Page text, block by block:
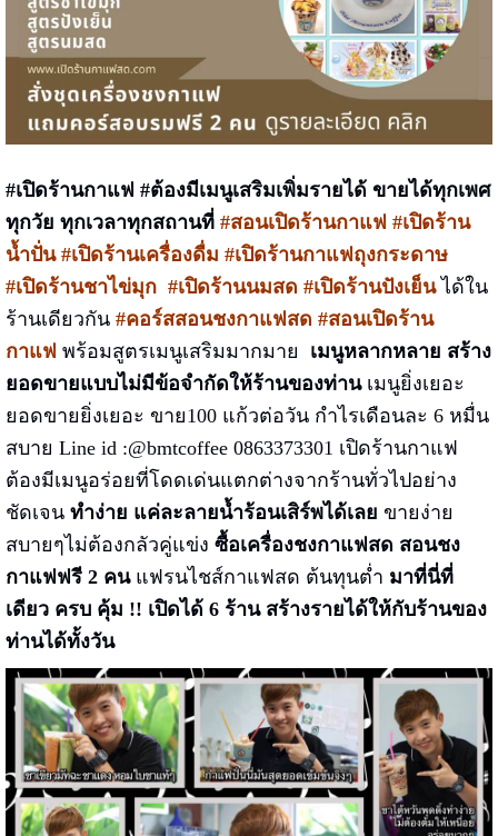
#เปิดร้านกาแฟ #ต้องมีเมนูเสริมเพิ่มรายได้ขายได้ทุกเพศ
ทุกวัย ทุกเวลาทุกสถานที่ #สอนเปิดร้านกาแฟ #เปิดร้าน
น้ำปั่น #เปิดร้านเครื่องดื่ม #เปิดร้านกาแฟถุงกระดาษ
#เปิดร้านชาไข่มุก #เปิดร้านนมสด #เปิดร้านปังเย็นได้ใน
ร้านเดียวกัน #คอร์สสอนชงกาแฟสด #สอนเปิดร้าน
กาแฟ พร้อมสูตรเมนูเสริมมากมาย เมนูหลากหลาย สร้าง
ยอดขายแบบไม่มีข้อจำกัดให้ร้านของท่านเมนูยิ่งเยอะ
ยอดขายยิ่งเยอะ ขาย100 แก้วต่อวัน กำไรเดือนละ 6 หมื่น
สบาย Line id :@bmtcoffee 0863373301 เปิดร้านกาแฟ
ต้องมีเมนูอร่อยที่โดดเด่นแตกต่างจากร้านทั่วไปอย่าง
ชัดเจน ทำง่าย แค่ละลายน้ำร้อนเสิร์พได้เลย ขายง่าย
สบายๆไม่ต้องกลัวคู่แข่ง ซื้อเครื่องชงกาแฟสด สอนชง
กาแฟฟรี 2 คนแฟรนไชส์กาแฟสด ต้นทุนต่ำ มาที่นี่ที่
เดียว ครบ คุ้ม !! เปิดได้ 6 ร้าน สร้างรายได้ให้กับร้านของ
ท่านได้ทั้งวัน